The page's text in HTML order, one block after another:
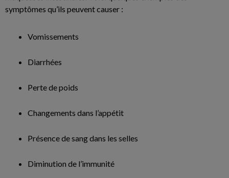
symptômes qu’ils peuvent causer :
Vomissements
Diarrhées
Perte de poids
Changements dans l’appétit
Présence de sang dans les selles
Diminution de l’immunité